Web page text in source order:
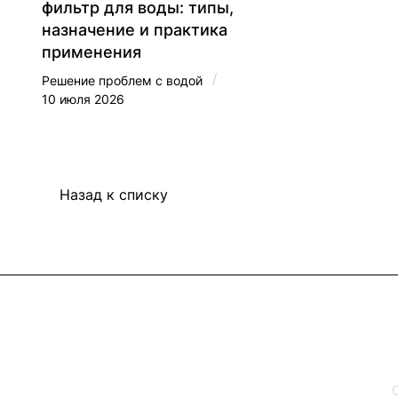
фильтр для воды: типы,
назначение и практика
применения
Решение проблем с водой /
10 июля 2026
Назад к списку